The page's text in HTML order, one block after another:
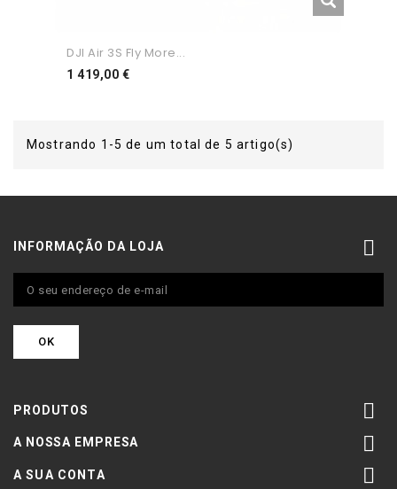
DJI Air 3S Fly More...
1 419,00 €Preço
Mostrando 1-5 de um total de 5 artigo(s)
INFORMAÇÃO DA LOJA 
PRODUTOS 
A NOSSA EMPRESA 
A SUA CONTA 